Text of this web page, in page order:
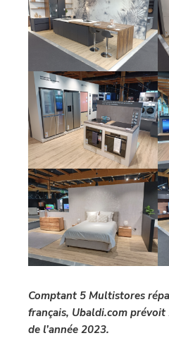
Comptant 5 Multistores
français, Ubaldi.com
de l’année 2023.